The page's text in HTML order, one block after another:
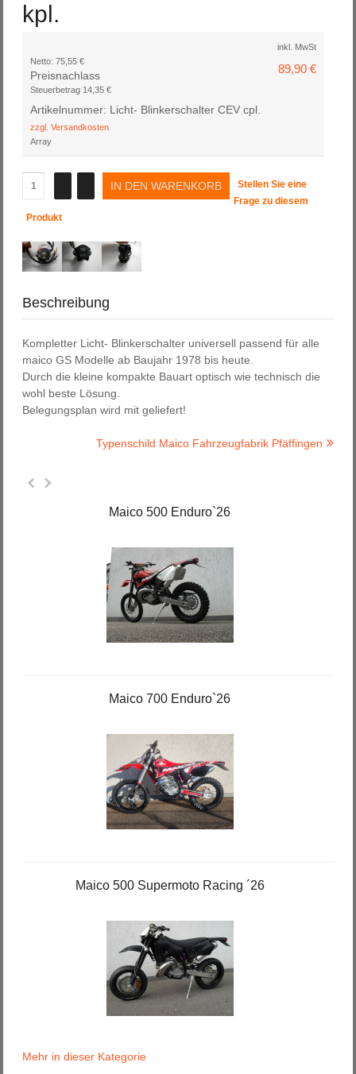
kpl.
inkl. MwSt
89,90 €
Netto: 75,55 €
Preisnachlass
Steuerbetrag 14,35 €
Artikelnummer: Licht- Blinkerschalter CEV cpl.
zzgl. Versandkosten
Array
Stellen Sie eine
Frage zu diesem
Produkt
Beschreibung
Kompletter Licht- Blinkerschalter universell passend für alle
maico GS Modelle ab Baujahr 1978 bis heute.
Durch die kleine kompakte Bauart optisch wie technisch die
wohl beste Lösung.
Belegungsplan wird mit geliefert!
Typenschild Maico Fahrzeugfabrik Pfäffingen
Maico 500 Enduro`26
Maico 700 Enduro`26
Maico 500 Supermoto Racing ´26
Mehr in dieser Kategorie